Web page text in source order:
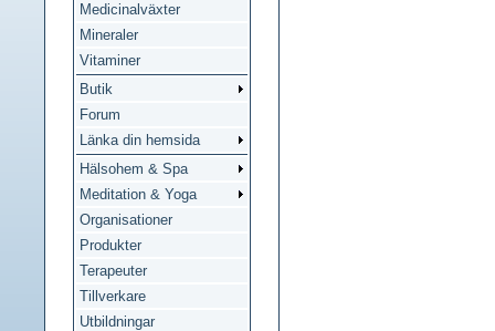
Medicinalväxter
Mineraler
Vitaminer
Butik
Forum
Länka din hemsida
Hälsohem & Spa
Meditation & Yoga
Organisationer
Produkter
Terapeuter
Tillverkare
Utbildningar